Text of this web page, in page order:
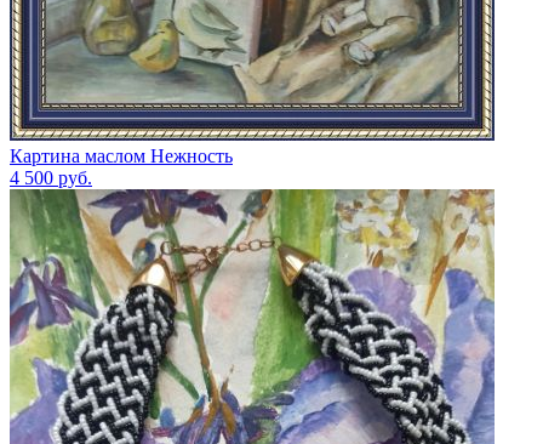
Картина маслом Нежность
4 500 руб.